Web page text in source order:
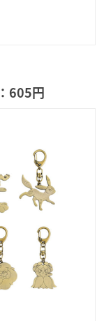
605円